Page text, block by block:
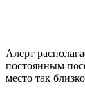
Алерт
постоянным
место так